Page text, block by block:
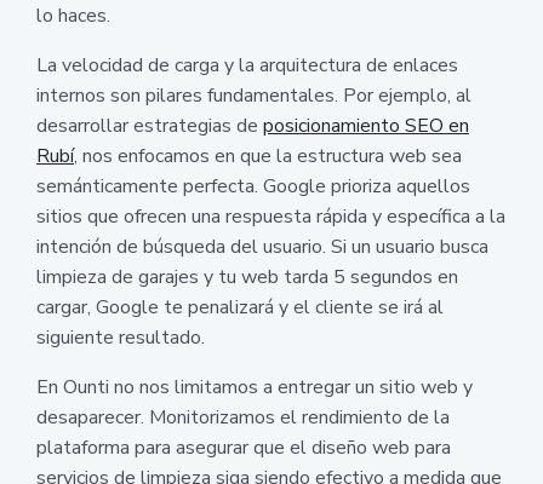
lo haces.
La velocidad de carga y la arquitectura de enlaces
internos son pilares fundamentales. Por ejemplo, al
desarrollar estrategias de posicionamiento SEO en
Rubí, nos enfocamos en que la estructura web sea
semánticamente perfecta. Google prioriza aquellos
sitios que ofrecen una respuesta rápida y específica a la
intención de búsqueda del usuario. Si un usuario busca
limpieza de garajes y tu web tarda 5 segundos en
cargar, Google te penalizará y el cliente se irá al
siguiente resultado.
En Ounti no nos limitamos a entregar un sitio web y
desaparecer. Monitorizamos el rendimiento de la
plataforma para asegurar que el diseño web para
servicios de limpieza siga siendo efectivo a medida que